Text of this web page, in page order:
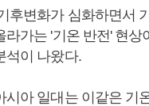
후변화가 심화하면서
가는 '기온 반전' 현상
석이 나왔다.
시아 일대는 이같은 기